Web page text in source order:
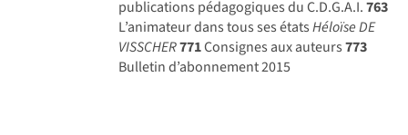
publications pédagogiques du C.D.G.A.I.763
L’animateur dans tous ses étatsHéloïse DE
VISSCHER771Consignes aux auteurs773
Bulletin d’abonnement 2015